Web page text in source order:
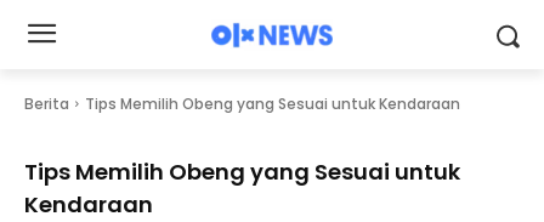
Berita Tips Memilih Obeng yang Sesuai untuk Kendaraan
Tips Memilih Obeng yang Sesuai untuk
Kendaraan